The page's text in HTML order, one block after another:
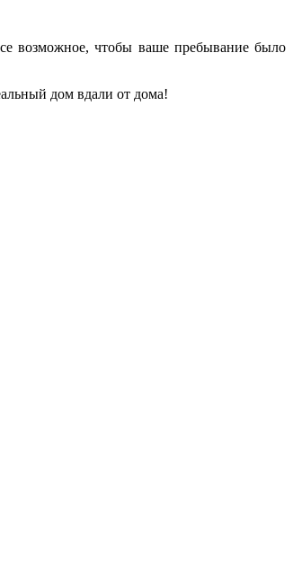
возможное, чтобы ваше пребывание было
дом вдали от дома!